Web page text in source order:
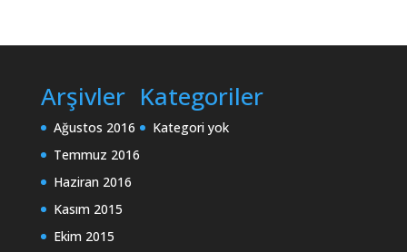
Arşivler
Ağustos 2016
Temmuz 2016
Haziran 2016
Kasım 2015
Ekim 2015
Kategoriler
Kategori yok